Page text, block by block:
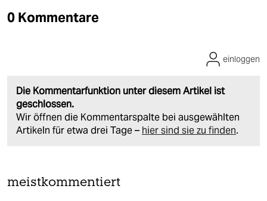
0 Kommentare
Die Kommentarfunktion unter diesem Artikel ist
geschlossen.
Wir öffnen die Kommentarspalte bei ausgewählten
Artikeln für etwa drei Tage – hier sind sie zu finden.
einloggen
meistkommentiert